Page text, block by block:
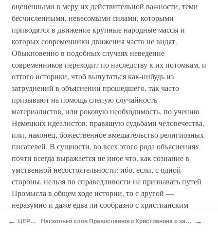
оцененными в меру их действительной важности, теми
бесчисленными, невесомыми силами, которыми
приводятся в движение крупные народные массы и
которых современники движения часто не видят.
Обыкновенно в подобных случаях неведение
современников переходит по наследству к их потомкам, и
оттого историки, чтоб выпутаться как-нибудь из
затруднений в объяснении прошедшего, так часто
призывают на помощь слепую случайность
материалистов, или роковую необходимость, по учению
Немецких идеалистов, правящую судьбами человечества,
или, наконец, божественное вмешательство религиозных
писателей. В сущности, во всех этого рода объяснениях
почти всегда выражается не иное что, как сознание в
умственной несостоятельности: ибо, если, с одной
стороны, нельзя по справедливости не признавать путей
Промысла в общем ходе истории, то с другой —
неразумно и даже едва ли сообразно с христианским
← ЦЕРКОВЬ ОДНА Несколько слов Православного Христианина о западных вероисповеданиях по поводу одного послания парижского архиепископа. 1855 →